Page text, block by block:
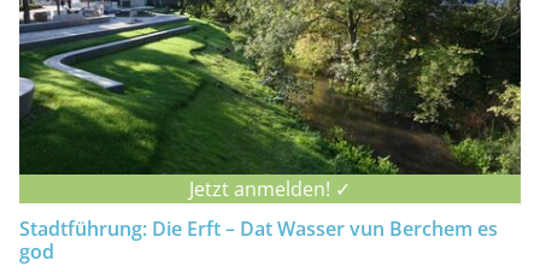
Jetzt anmelden! ✓
Stadtführung: Die Erft – Dat Wasser vun Berchem es
god